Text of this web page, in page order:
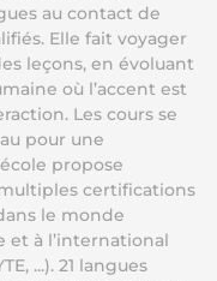
au contact de
Elle fait voyager
leçons, en évoluant
où l’accent est
Les cours se
pour une
propose
certifications
le monde
et à l’international
...). 21 langues